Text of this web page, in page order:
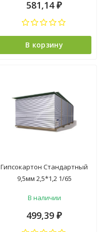
581,14 ₽
В корзину
Гипсокартон Стандартный
9,5мм 2,5*1,2 1/65
В наличии
499,39 ₽